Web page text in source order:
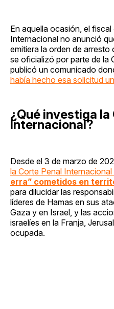
En aquella ocasión, el
Internacional no anunció
emitiera la orden de
se oficializó por parte de la
publicó un comunicado
había hecho esa solicitud
¿Qué investiga la
Internacional?
Desde el 3 de marzo de
la Corte Penal
erra” cometidos en
para dilucidar las
líderes de Hamas en sus
Gaza y en Israel, y las
israelíes en la Franja,
ocupada.